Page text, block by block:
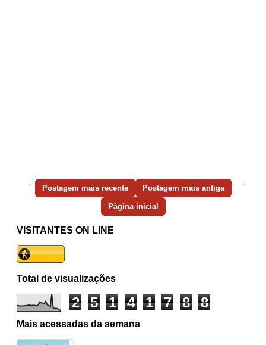
Postagem mais recente Postagem mais antiga
Página inicial
VISITANTES ON LINE
Total de visualizações
2 5 1 4 1 7 8 8
Mais acessadas da semana